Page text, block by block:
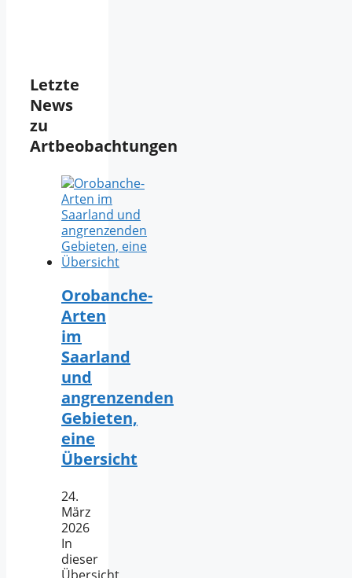
Letzte
News
zu
Artbeobachtungen
Orobanche-
Arten
im
Saarland
und
angrenzenden
Gebieten,
eine
Übersicht
24.
März
2026
In
dieser